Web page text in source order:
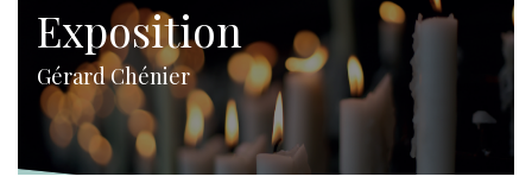
Exposition
Gérard Chénier